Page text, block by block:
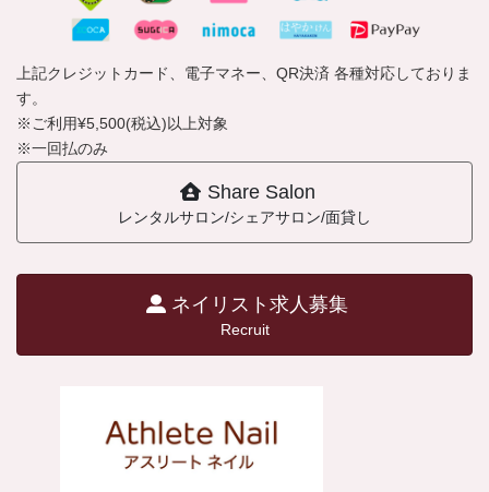
上記クレジットカード、電子マネー、QR決済 各種対応しておりま
す。
※ご利用¥5,500(税込)以上対象
※一回払のみ
Share Salon
レンタルサロン/シェアサロン/面貸し
ネイリスト求人募集
Recruit